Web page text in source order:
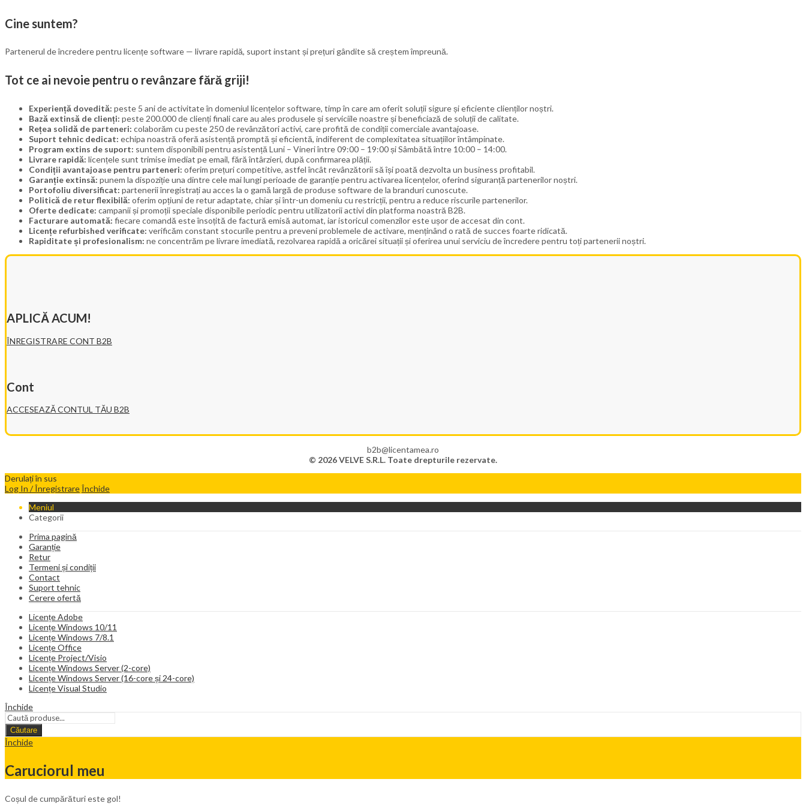
Cine suntem?
Partenerul de încredere pentru licențe software — livrare rapidă, suport instant și prețuri gândite să creștem împreună.
Tot ce ai nevoie pentru o revânzare fără griji!
Experiență dovedită: peste 5 ani de activitate în domeniul licențelor software, timp în care am oferit soluții sigure și eficiente clienților noștri.
Bază extinsă de clienți: peste 200.000 de clienți finali care au ales produsele și serviciile noastre și beneficiază de soluții de calitate.
Rețea solidă de parteneri: colaborăm cu peste 250 de revânzători activi, care profită de condiții comerciale avantajoase.
Suport tehnic dedicat: echipa noastră oferă asistență promptă și eficientă, indiferent de complexitatea situațiilor întâmpinate.
Program extins de suport: suntem disponibili pentru asistență Luni – Vineri între 09:00 – 19:00 și Sâmbătă între 10:00 – 14:00.
Livrare rapidă: licențele sunt trimise imediat pe email, fără întârzieri, după confirmarea plății.
Condiții avantajoase pentru parteneri: oferim prețuri competitive, astfel încât revânzătorii să își poată dezvolta un business profitabil.
Garanție extinsă: punem la dispoziție una dintre cele mai lungi perioade de garanție pentru activarea licențelor, oferind siguranță partenerilor noștri.
Portofoliu diversificat: partenerii înregistrați au acces la o gamă largă de produse software de la branduri cunoscute.
Politică de retur flexibilă: oferim opțiuni de retur adaptate, chiar și într-un domeniu cu restricții, pentru a reduce riscurile partenerilor.
Oferte dedicate: campanii și promoții speciale disponibile periodic pentru utilizatorii activi din platforma noastră B2B.
Facturare automată: fiecare comandă este însoțită de factură emisă automat, iar istoricul comenzilor este ușor de accesat din cont.
Licențe refurbished verificate: verificăm constant stocurile pentru a preveni problemele de activare, menținând o rată de succes foarte ridicată.
Rapiditate și profesionalism: ne concentrăm pe livrare imediată, rezolvarea rapidă a oricărei situații și oferirea unui serviciu de încredere pentru toți partenerii noștri.
APLICĂ ACUM!
ÎNREGISTRARE CONT B2B
Cont
ACCESEAZĂ CONTUL TĂU B2B
b2b@licentamea.ro
© 2026 VELVE S.R.L. Toate drepturile rezervate.
Derulați în sus
Log In / ÎnregistrareÎnchide
Meniul
Categorii
Prima pagină
Garanție
Retur
Termeni și condiții
Contact
Suport tehnic
Cerere ofertă
Licențe Adobe
Licențe Windows 10/11
Licențe Windows 7/8.1
Licențe Office
Licențe Project/Visio
Licențe Windows Server (2-core)
Licențe Windows Server (16-core și 24-core)
Licențe Visual Studio
Închide
Căutare
Închide
Caruciorul meu
Coșul de cumpărături este gol!